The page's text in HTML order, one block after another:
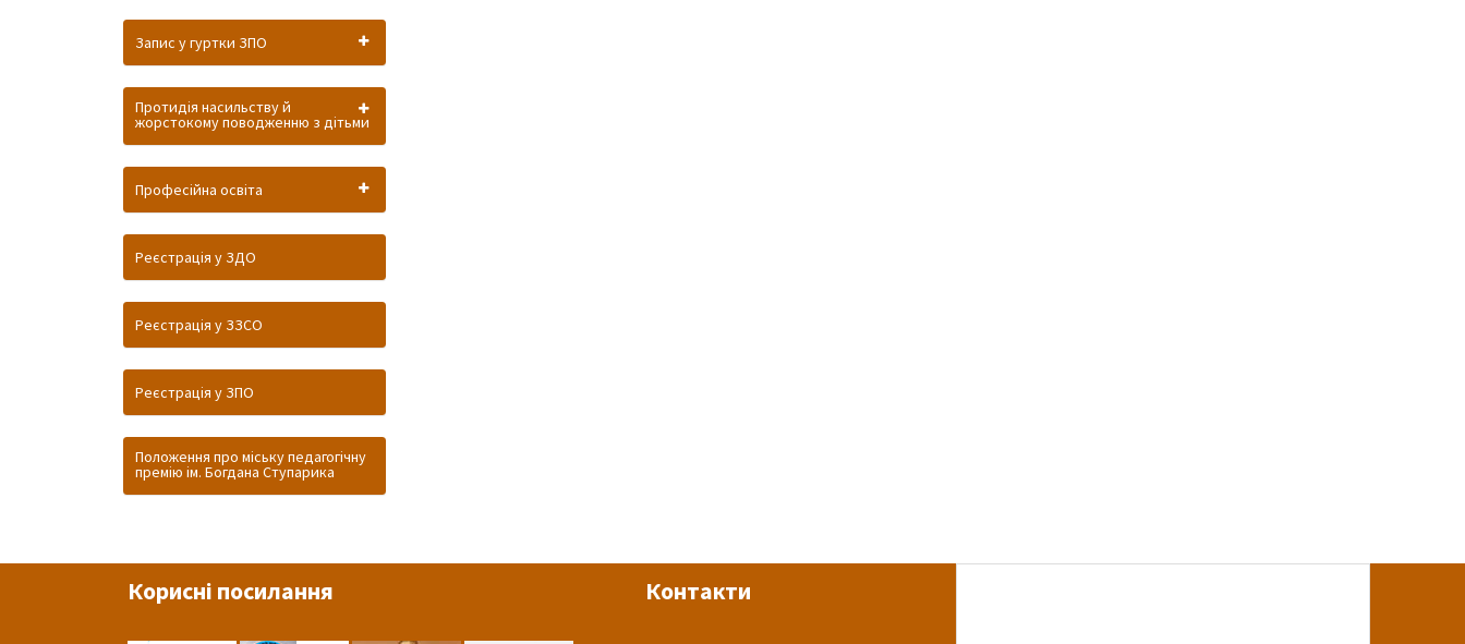
Запис у гуртки ЗПО
Протидія насильству й
жорстокому поводженню з дітьми
Професійна освіта
Реєстрація у ЗДО
Реєстрація у ЗЗСО
Реєстрація у ЗПО
Положення про міську педагогічну
премію ім. Богдана Ступарика
Корисні посилання Контакти